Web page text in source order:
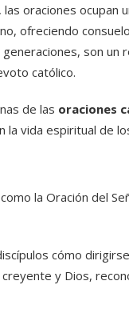
oraciones ocupan
ofreciendo
son un
católico.
de las oraciones
la vida espiritual de
la Oración del
cómo
y Dios,